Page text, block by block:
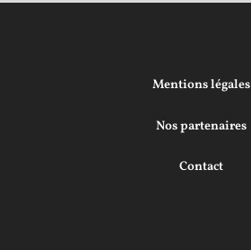
Mentions légales
Nos partenaires
Contact